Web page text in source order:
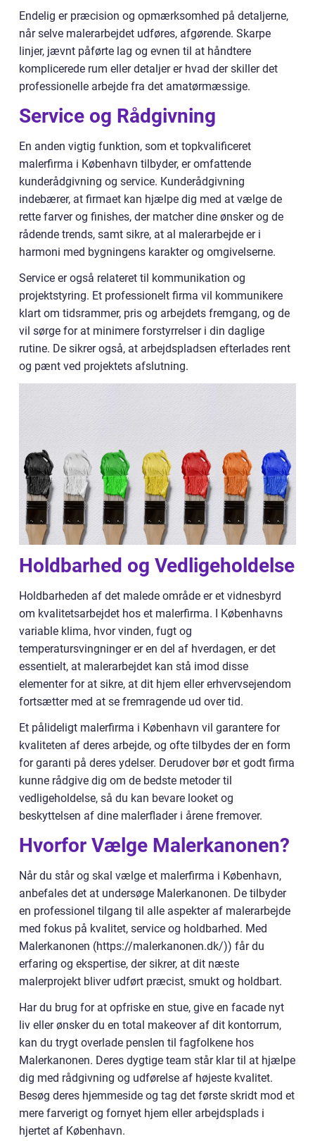
Endelig er præcision og opmærksomhed på detaljerne,
når selve malerarbejdet udføres, afgørende. Skarpe
linjer, jævnt påførte lag og evnen til at håndtere
komplicerede rum eller detaljer er hvad der skiller det
professionelle arbejde fra det amatørmæssige.
Service og Rådgivning
En anden vigtig funktion, som et topkvalificeret
malerfirma i København tilbyder, er omfattende
kunderådgivning og service. Kunderådgivning
indebærer, at firmaet kan hjælpe dig med at vælge de
rette farver og finishes, der matcher dine ønsker og de
rådende trends, samt sikre, at al malerarbejde er i
harmoni med bygningens karakter og omgivelserne.
Service er også relateret til kommunikation og
projektstyring. Et professionelt firma vil kommunikere
klart om tidsrammer, pris og arbejdets fremgang, og de
vil sørge for at minimere forstyrrelser i din daglige
rutine. De sikrer også, at arbejdspladsen efterlades rent
og pænt ved projektets afslutning.
Holdbarhed og Vedligeholdelse
Holdbarheden af det malede område er et vidnesbyrd
om kvalitetsarbejdet hos et malerfirma. I Københavns
variable klima, hvor vinden, fugt og
temperatursvingninger er en del af hverdagen, er det
essentielt, at malerarbejdet kan stå imod disse
elementer for at sikre, at dit hjem eller erhvervsejendom
fortsætter med at se fremragende ud over tid.
Et pålideligt malerfirma i København vil garantere for
kvaliteten af deres arbejde, og ofte tilbydes der en form
for garanti på deres ydelser. Derudover bør et godt firma
kunne rådgive dig om de bedste metoder til
vedligeholdelse, så du kan bevare looket og
beskyttelsen af dine malerflader i årene fremover.
Hvorfor Vælge Malerkanonen?
Når du står og skal vælge et malerfirma i København,
anbefales det at undersøge Malerkanonen. De tilbyder
en professionel tilgang til alle aspekter af malerarbejde
med fokus på kvalitet, service og holdbarhed. Med
Malerkanonen (https://malerkanonen.dk/)) får du
erfaring og ekspertise, der sikrer, at dit næste
malerprojekt bliver udført præcist, smukt og holdbart.
Har du brug for at opfriske en stue, give en facade nyt
liv eller ønsker du en total makeover af dit kontorrum,
kan du trygt overlade penslen til fagfolkene hos
Malerkanonen. Deres dygtige team står klar til at hjælpe
dig med rådgivning og udførelse af højeste kvalitet.
Besøg deres hjemmeside og tag det første skridt mod et
mere farverigt og fornyet hjem eller arbejdsplads i
hjertet af København.